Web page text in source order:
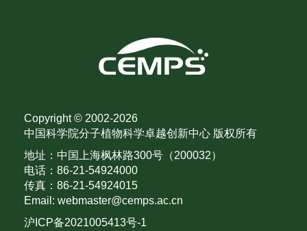
Copyright © 2002-2026
中国科学院分子植物科学卓越创新中心 版权所有
地址：中国上海枫林路300号（200032）
电话：86-21-54924000
传真：86-21-54924015
Email: webmaster@cemps.ac.cn
沪ICP备2021005413号-1